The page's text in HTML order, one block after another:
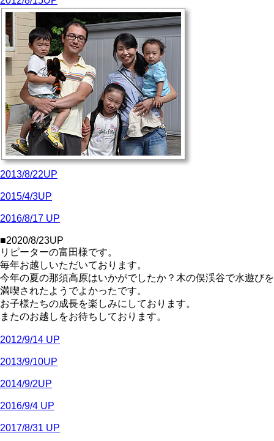
2013/8/22UP
2015/4/3UP
2016/8/17 UP
■2020/8/23UP
リピーターの富田様です。
毎年お越しいただいております。
今年の夏の那須高原はいかがでしたか？木の俣渓谷で水遊びを
満喫されたようでよかったです。
お子様たちの成長を楽しみにしております。
またのお越しをお待ちしております。
2012/9/14 UP
2013/9/10UP
2014/9/2UP
2016/9/4 UP
2017/8/31 UP